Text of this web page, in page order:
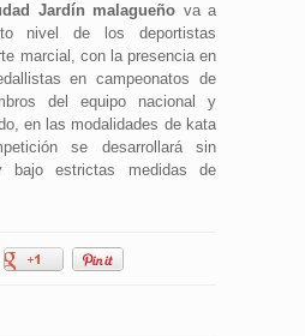
Jardín malagueño va a
nivel de los deportistas
marcial, con la presencia en
en campeonatos de
del equipo nacional y
en las modalidades de kata
se desarrollará sin
bajo estrictas medidas de